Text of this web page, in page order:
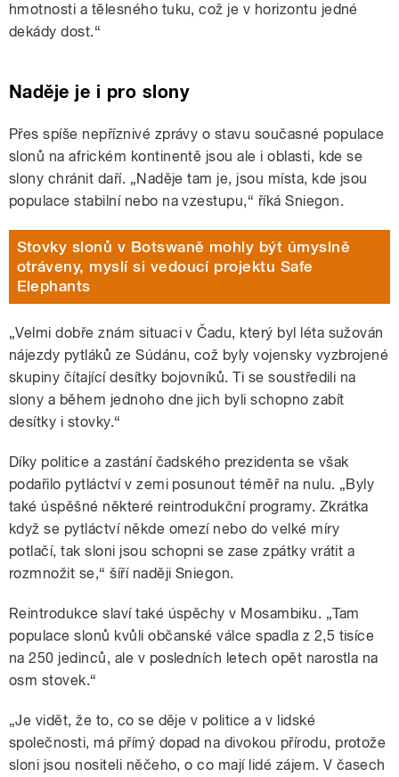
hmotnosti a tělesného tuku, což je v horizontu jedné
dekády dost.“
Naděje je i pro slony
Přes spíše nepříznivé zprávy o stavu současné populace
slonů na africkém kontinentě jsou ale i oblasti, kde se
slony chránit daří. „Naděje tam je, jsou místa, kde jsou
populace stabilní nebo na vzestupu,“ říká Sniegon.
Stovky slonů v Botswaně mohly být úmyslně
otráveny, myslí si vedoucí projektu Safe
Elephants
„Velmi dobře znám situaci v Čadu, který byl léta sužován
nájezdy pytláků ze Súdánu, což byly vojensky vyzbrojené
skupiny čítající desítky bojovníků. Ti se soustředili na
slony a během jednoho dne jich byli schopno zabít
desítky i stovky.“
Díky politice a zastání čadského prezidenta se však
podařilo pytláctví v zemi posunout téměř na nulu. „Byly
také úspěšné některé reintrodukční programy. Zkrátka
když se pytláctví někde omezí nebo do velké míry
potlačí, tak sloni jsou schopni se zase zpátky vrátit a
rozmnožit se,“ šíří naději Sniegon.
Reintrodukce slaví také úspěchy v Mosambiku. „Tam
populace slonů kvůli občanské válce spadla z 2,5 tisíce
na 250 jedinců, ale v posledních letech opět narostla na
osm stovek.“
„Je vidět, že to, co se děje v politice a v lidské
společnosti, má přímý dopad na divokou přírodu, protože
sloni jsou nositeli něčeho, o co mají lidé zájem. V časech